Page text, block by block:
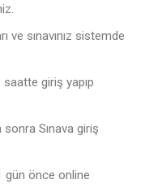
ve sınavınız sistemde
giriş yapıp
sonra Sınava giriş
gün önce online